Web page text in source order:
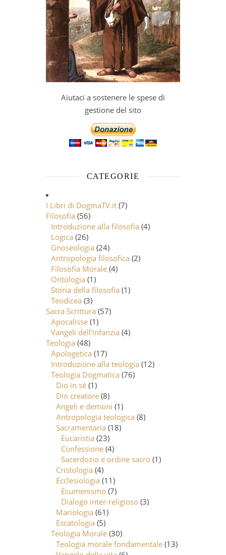
Aiutaci a sostenere le spese di
gestione del sito
CATEGORIE
I Libri di DogmaTV.it (7)
Filosofia (56)
Introduzione alla filosofia (4)
Logica (26)
Gnoseologia (24)
Antropologia filosofica (2)
Filosofia Morale (4)
Ontologia (1)
Storia della filosofia (1)
Teodicea (3)
Sacra Scrittura (57)
Apocalisse (1)
Vangeli dell'infanzia (4)
Teologia (48)
Apologetica (17)
Introduzione alla teologia (12)
Teologia Dogmatica (76)
Dio in sé (1)
Dio creatore (8)
Angeli e demoni (1)
Antropologia teologica (8)
Sacramentaria (18)
Eucaristia (23)
Confessione (4)
Sacerdozio e ordine sacro (1)
Cristologia (4)
Ecclesiologia (11)
Ecumenismo (7)
Dialogo inter-religioso (3)
Mariologia (61)
Escatologia (5)
Teologia Morale (30)
Teologia morale fondamentale (13)